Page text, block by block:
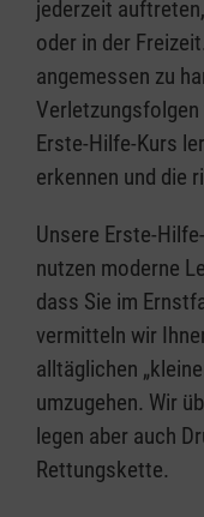
jederzeit
oder in der
angemessen zu
Erste-Hilfe-Kurs
erkennen und die
Unsere Erste-
nutzen moderne
dass Sie im
vermitteln wir
alltäglichen
umzugehen. Wir
legen aber auch
Rettungskette.